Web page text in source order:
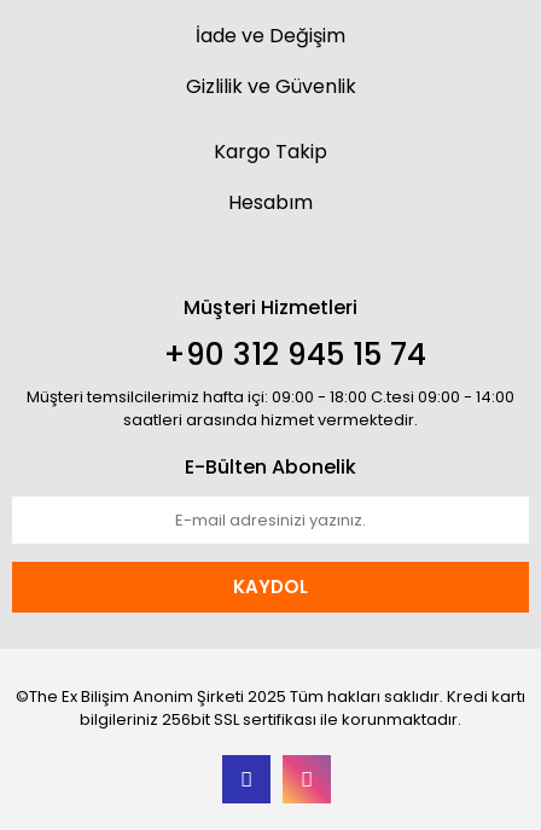
İade ve Değişim
Gizlilik ve Güvenlik
Kargo Takip
Hesabım
Müşteri Hizmetleri
+90 312 945 15 74
Müşteri temsilcilerimiz hafta içi: 09:00 - 18:00 C.tesi 09:00 - 14:00
saatleri arasında hizmet vermektedir.
E-Bülten Abonelik
KAYDOL
©The Ex Bilişim Anonim Şirketi 2025 Tüm hakları saklıdır. Kredi kartı
bilgileriniz 256bit SSL sertifikası ile korunmaktadır.